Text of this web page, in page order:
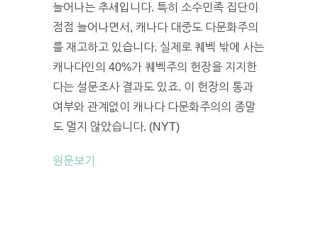
늘어나는 추세입니다. 특히 소수민족 집단이
점점 늘어나면서, 캐나다 대중도 다문화주의
를 재고하고 있습니다. 실제로 퀘벡 밖에 사는
캐나다인의 40%가 퀘벡주의 헌장을 지지한
다는 설문조사 결과도 있죠. 이 헌장의 통과
여부와 관계없이 캐나다 다문화주의의 종말
도 멀지 않았습니다. (NYT)
원문보기